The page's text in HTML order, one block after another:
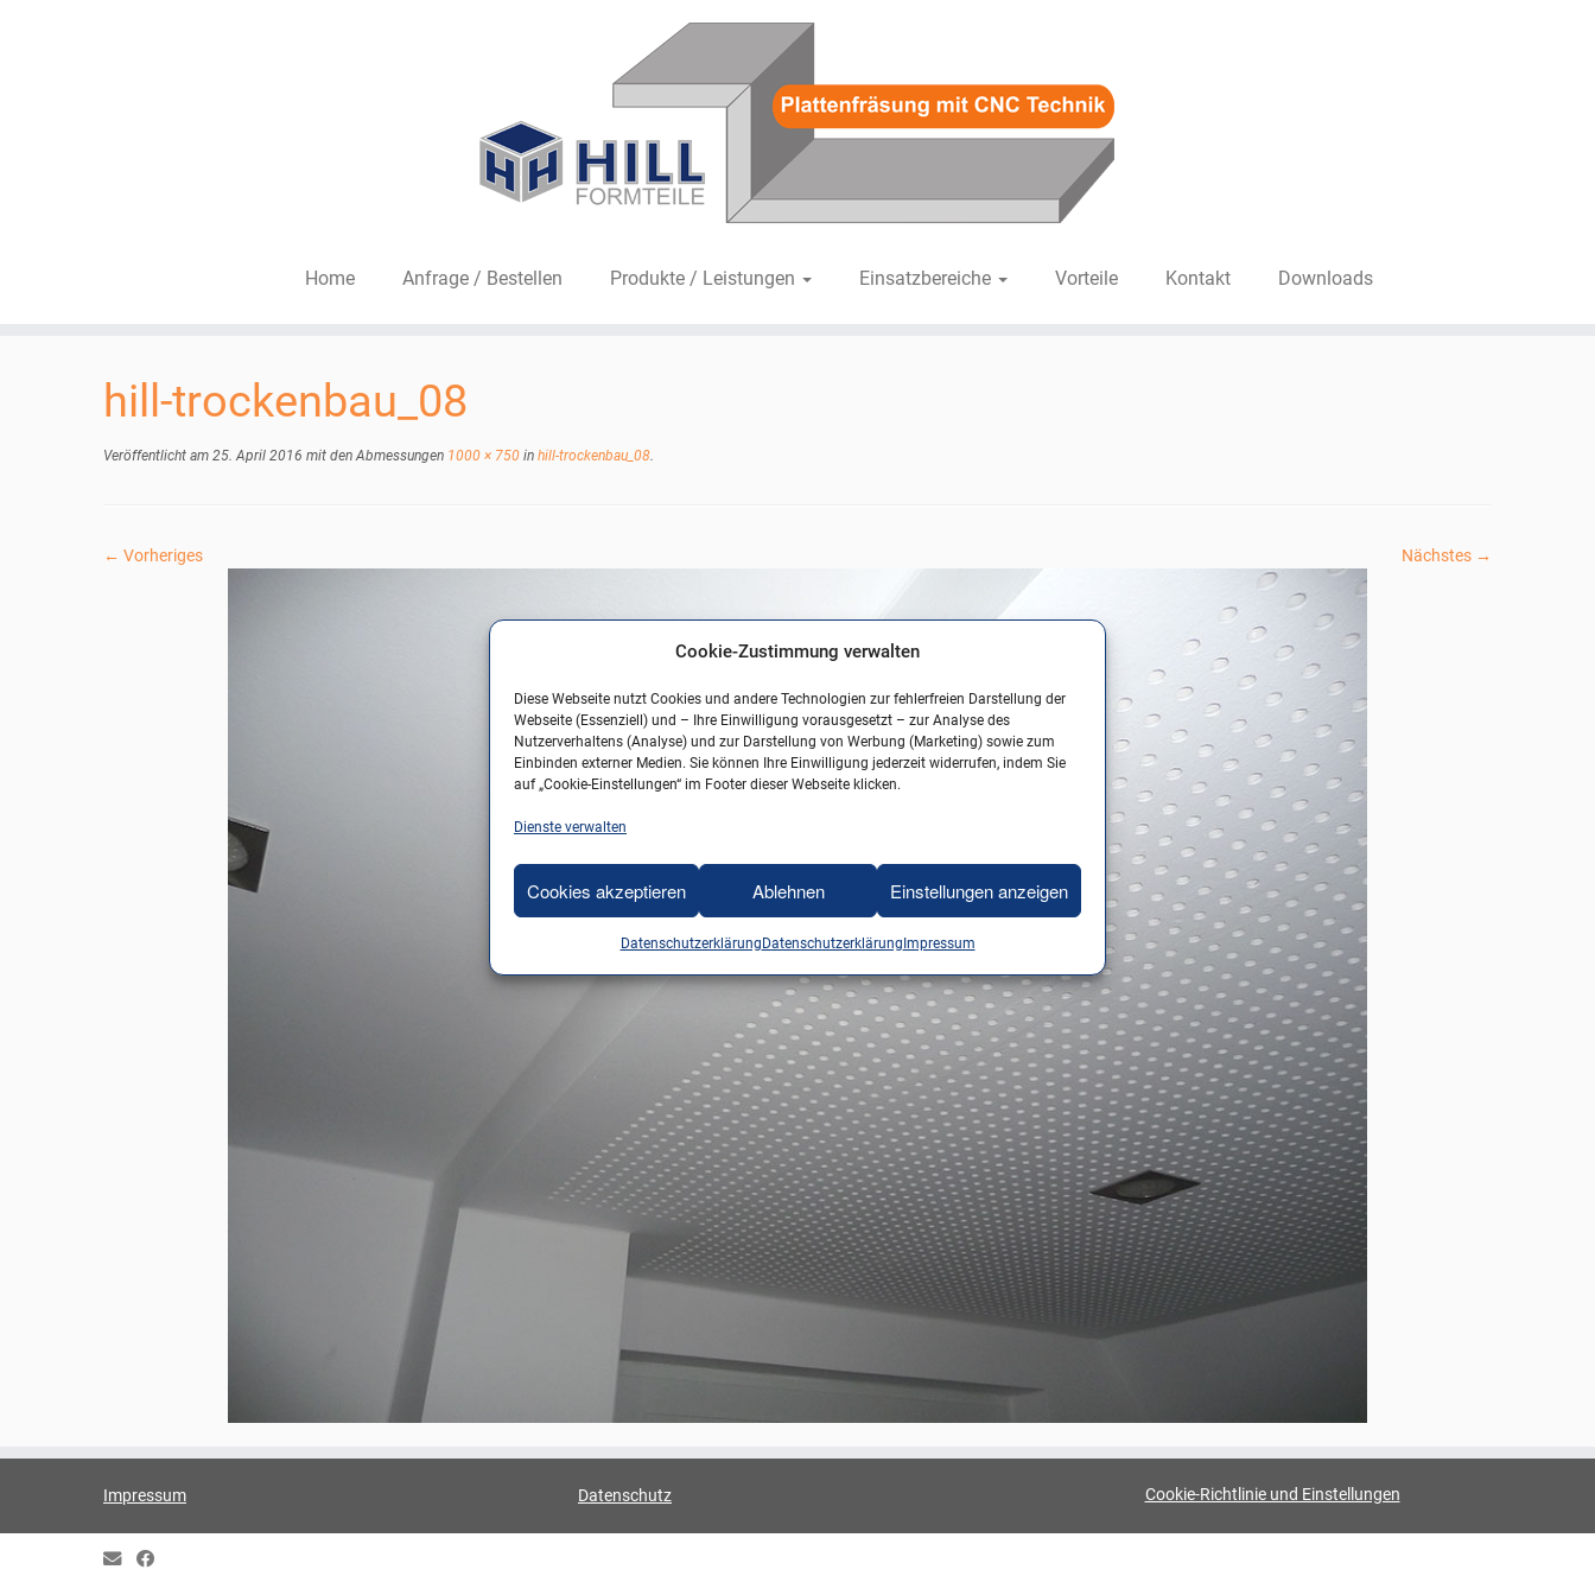
Cookie-Zustimmung verwalten
Diese Webseite nutzt Cookies und andere Technologien zur fehlerfreien Darstellung der
Webseite (Essenziell) und – Ihre Einwilligung vorausgesetzt – zur Analyse des
Nutzerverhaltens (Analyse) und zur Darstellung von Werbung (Marketing) sowie zum
Einbinden externer Medien. Sie können Ihre Einwilligung jederzeit widerrufen, indem Sie
auf „Cookie-Einstellungen“ im Footer dieser Webseite klicken.
Dienste verwalten
Cookies akzeptieren Ablehnen Einstellungen anzeigen
Datenschutzerklärung Datenschutzerklärung Impressum
Home Anfrage / Bestellen Produkte / Leistungen Einsatzbereiche Vorteile Kontakt Downloads
hill-trockenbau_08
Veröffentlicht am 25. April 2016 mit den Abmessungen 1000 × 750 in hill-trockenbau_08.
← Vorheriges Nächstes →
Impressum Datenschutz Cookie-Richtlinie und Einstellungen